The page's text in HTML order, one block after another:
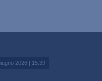
2026 | 15:39